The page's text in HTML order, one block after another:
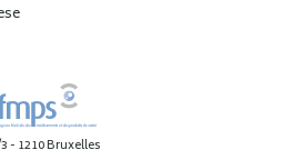
- 1210 Bruxelles